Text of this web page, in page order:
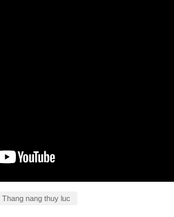
Thang nang thuy luc